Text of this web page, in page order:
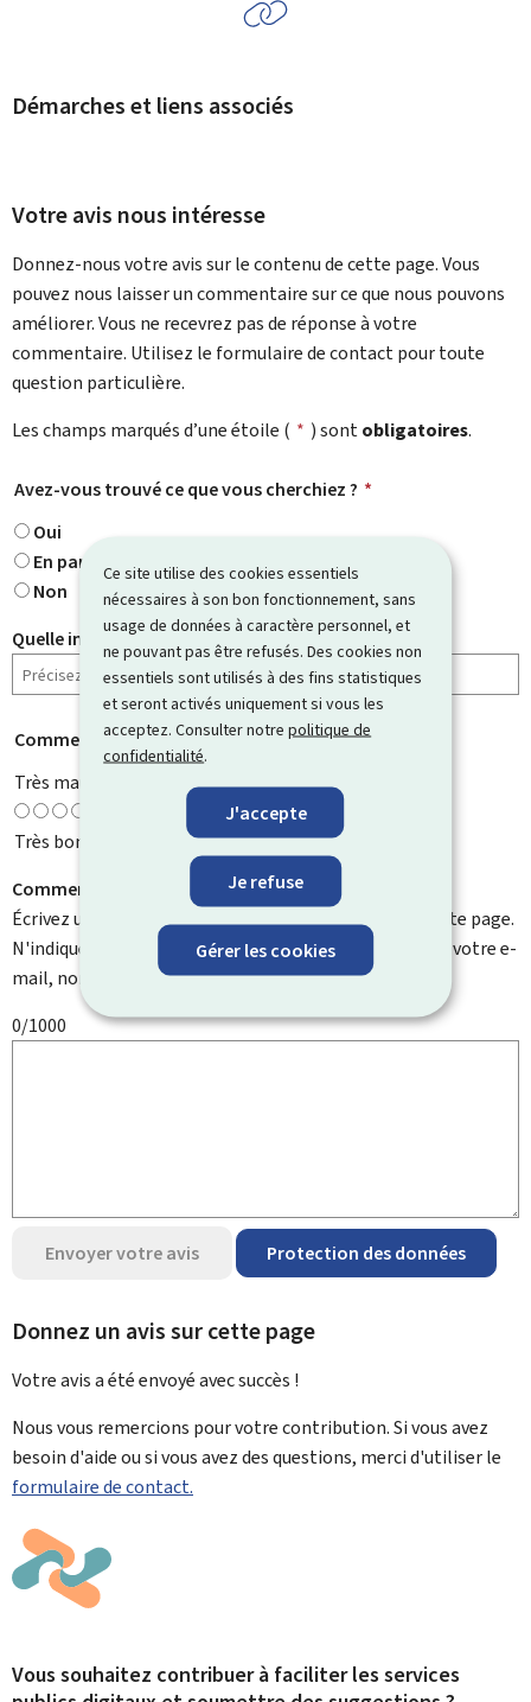
Ce site utilise des cookies essentiels
nécessaires à son bon fonctionnement, sans
usage de données à caractère personnel, et
ne pouvant pas être refusés. Des cookies non
essentiels sont utilisés à des fins statistiques
et seront activés uniquement si vous les
acceptez. Consulter notrepolitique de
confidentialité.
J'accepte
Je refuse
Gérer les cookies
Démarches et liens associés
Votre avis nous intéresse
Donnez-nous votre avis sur le contenu de cette page. Vous
pouvez nous laisser un commentaire sur ce que nous pouvons
améliorer. Vous ne recevrez pas de réponse à votre
commentaire. Utilisez le formulaire de contact pour toute
question particulière.
Les champs marqués d’une étoile ( * ) sontobligatoires.
Avez-vous trouvé ce que vous cherchiez ? *
Oui
En partie
Non
Quelle information cherchiez-vous ?
Comment évaluez-vous cette page ? *
Très mauvaise
Très bonne
Comment pouvons-nous l'améliorer ?
Écrivez un commentaire et aidez-nous à améliorer cette page.
N'indiquez pas d'informations personnelles telles que votre e-
mail, nom, numéro de téléphone, etc.
0/1000
Envoyer votre avis Protection des données
Donnez un avis sur cette page
Votre avis a été envoyé avecsuccès !
Nous vous remercions pour votre contribution. Si vous avez
besoin d'aide ou si vous avez des questions, merci d'utiliser le
formulaire de contact.
Vous souhaitez contribuer à faciliter les services